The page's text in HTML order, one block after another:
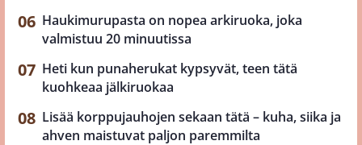
Haukimurupasta on nopea arkiruoka, joka
valmistuu 20 minuutissa
Heti kun punaherukat kypsyvät, teen tätä
kuohkeaa jälkiruokaa
Lisää korppujauhojen sekaan tätä – kuha, siika ja
ahven maistuvat paljon paremmilta